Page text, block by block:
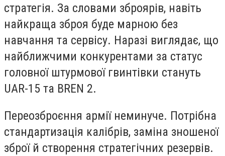
стратегія. За словами зброярів, навіть
найкраща зброя буде марною без
навчання та сервісу. Наразі виглядає, що
найближчими конкурентами за статус
головної штурмової гвинтівки стануть
UAR-15 та BREN 2.
Переозброєння армії неминуче. Потрібна
стандартизація калібрів, заміна зношеної
зброї й створення стратегічних резервів.